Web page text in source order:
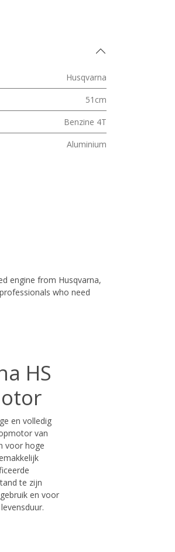
Husqvarna
51cm
Benzine 4T
Aluminium
engine from Husqvarna,
who need
HS
en volledig
van
voor hoge
te zijn
en voor